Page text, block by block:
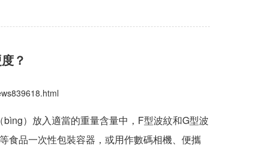
？
）放入適當的重量含量中，F型波紋和G型波
食品一次性包裝容器，或用作數碼相機、便攜